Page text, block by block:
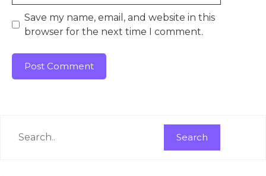
Save my name, email, and website in this
browser for the next time I comment.
Search
Search